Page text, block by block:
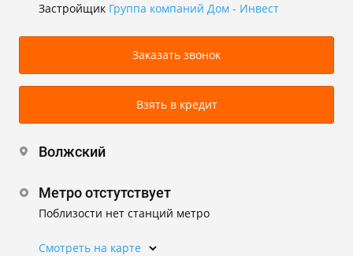
Застройщик Группа компаний Дом - Инвест
Заказать звонок
Взять в кредит
Волжский
Метро отстутствует
Поблизости нет станций метро
Смотреть на карте